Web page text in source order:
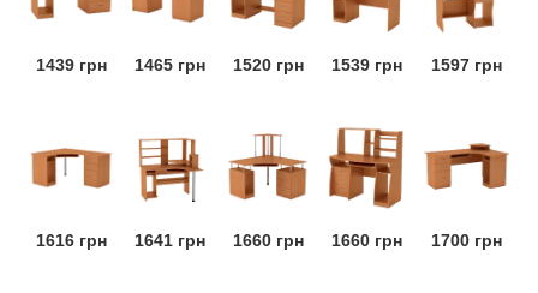
1439 грн 1465 грн 1520 грн 1539 грн 1597 грн
1616 грн 1641 грн 1660 грн 1660 грн 1700 грн